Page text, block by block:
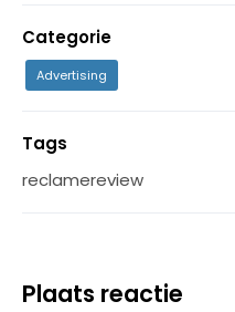
Categorie
Advertising
Tags
reclamereview
Plaats reactie